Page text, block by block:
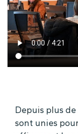
Depuis plus de
sont unies